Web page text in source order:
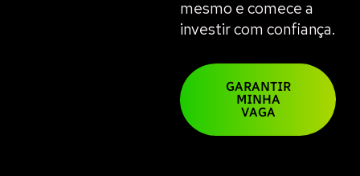
mesmo e comece a
investir com confiança.
GARANTIR
MINHA
VAGA